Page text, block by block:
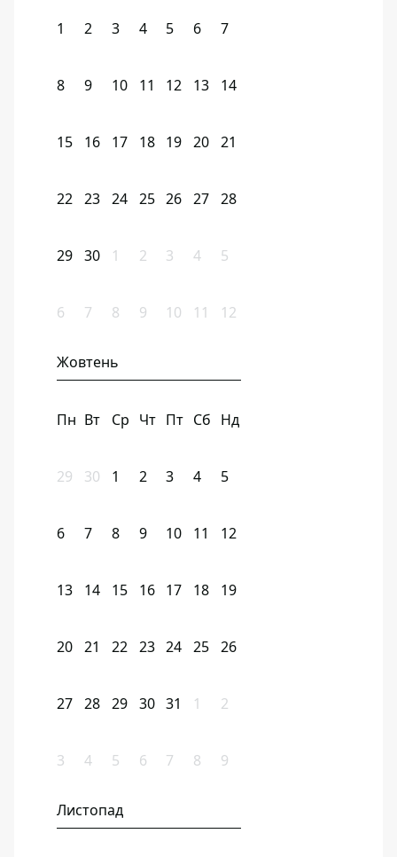
1 2 3 4 5 6 7
8 9 10 11 12 13 14
15 16 17 18 19 20 21
22 23 24 25 26 27 28
29 30 1 2 3 4 5
6 7 8 9 10 11 12
Жовтень
Пн Вт Ср Чт Пт Сб Нд
29 30 1 2 3 4 5
6 7 8 9 10 11 12
13 14 15 16 17 18 19
20 21 22 23 24 25 26
27 28 29 30 31 1 2
3 4 5 6 7 8 9
Листопад